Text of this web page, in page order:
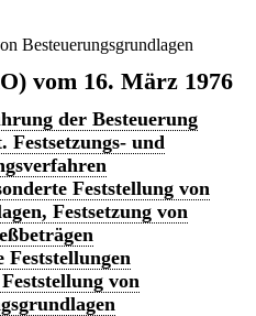
Besteuerungsgrundlagen
vom 16. März 1976
der Besteuerung
und
Feststellung von
Festsetzung von
Feststellungen
von